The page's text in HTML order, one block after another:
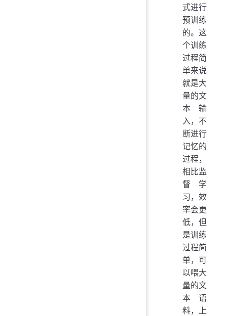
式进行
预训练
的。这
个训练
过程简
单来说
就是大
量的文
本输
入，不
断进行
记忆的
过程，
相比监
督学
习，效
率会更
低，但
是训练
过程简
单，可
以喂大
量的文
本语
料，上